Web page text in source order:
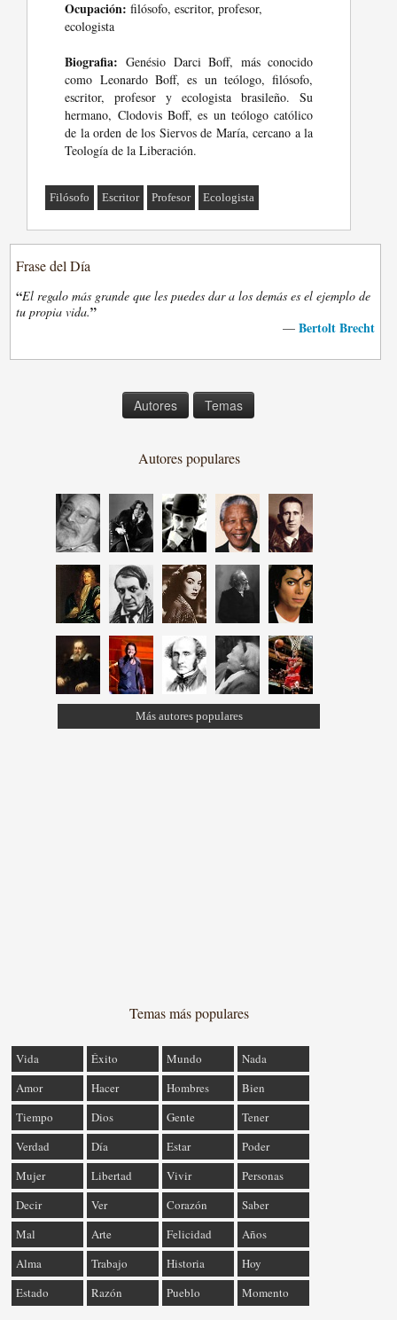
Ocupación: filósofo, escritor, profesor,
ecologista
Biografia: Genésio Darci Boff, más conocido
como Leonardo Boff, es un teólogo, filósofo,
escritor, profesor y ecologista brasileño. Su
hermano, Clodovis Boff, es un teólogo católico
de la orden de los Siervos de María, cercano a la
Teología de la Liberación.
Filósofo Escritor Profesor Ecologista
Frase del Día
“El regalo más grande que les puedes dar a los demás es el ejemplo de
tu propia vida.”
— Bertolt Brecht
Autores Temas
Autores populares
Más autores populares
Temas más populares
Vida Éxito Mundo
Nada
Amor
Hacer Hombres
Bien
Tiempo
Dios Gente
Tener
Verdad
Día Estar
Poder
Mujer
Libertad Vivir
Personas
Decir
Ver Corazón
Saber
Mal
Arte Felicidad
Años
Alma
Trabajo Historia
Hoy
Estado
Razón Pueblo Momento